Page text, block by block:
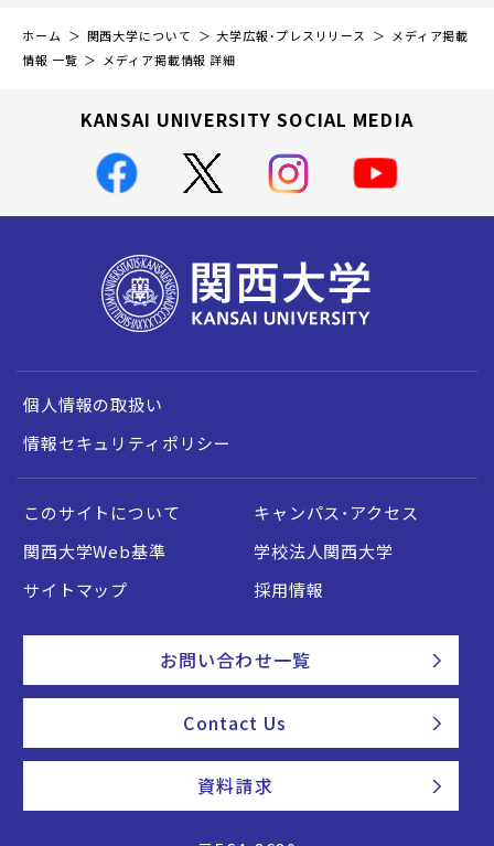
ホーム 関西大学について 大学広報・プレスリリース
メディア掲載
情報 一覧
メディア掲載情報 詳細
KANSAI UNIVERSITY SOCIAL MEDIA
個人情報の取扱い
情報セキュリティポリシー
このサイトについて
キャンパス・アクセス
関西大学Web基準
学校法人関西大学
サイトマップ
採用情報
お問い合わせ一覧
Contact Us
資料請求